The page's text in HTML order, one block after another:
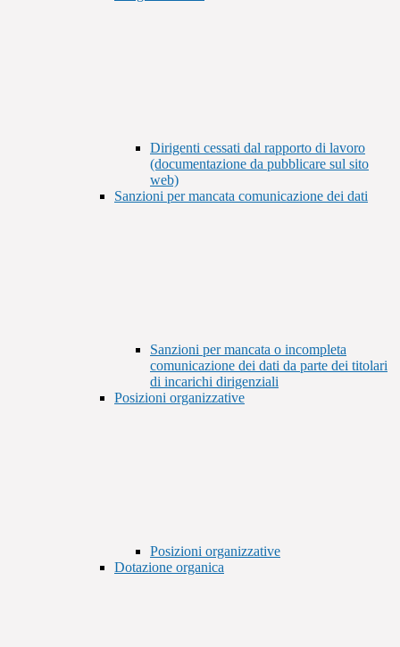
Dirigenti cessati dal rapporto di lavoro
(documentazione da pubblicare sul sito
web)
Sanzioni per mancata comunicazione dei dati
Sanzioni per mancata o incompleta
comunicazione dei dati da parte dei titolari
di incarichi dirigenziali
Posizioni organizzative
Posizioni organizzative
Dotazione organica